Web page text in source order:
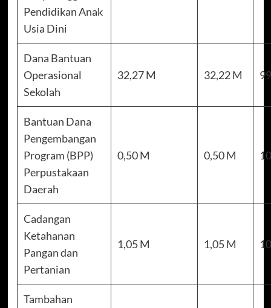
Pendidikan Anak
Usia Dini
Dana Bantuan
Operasional
Sekolah
32,27 M 32,22 M
Bantuan Dana
Pengembangan
Program (BPP)
Perpustakaan
Daerah
0,50 M 0,50 M
Cadangan
Ketahanan
Pangan dan
Pertanian
1,05 M 1,05 M
Tambahan